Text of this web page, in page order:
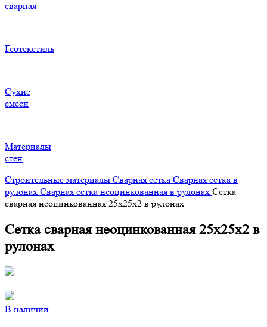
сварная
Геотекстиль
Сухие
смеси
Материалы
стен
Строительные материалы Сварная сетка Сварная сетка в
рулонах Сварная сетка неоцинкованная в рулонах Сетка
сварная неоцинкованная 25х25х2 в рулонах
Сетка сварная неоцинкованная 25х25х2 в
рулонах
В наличии